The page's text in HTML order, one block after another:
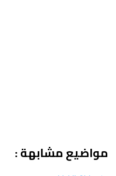
مواضيع مشابهة :